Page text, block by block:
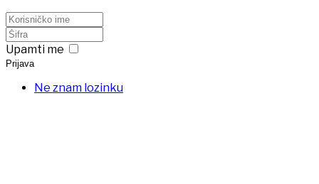
Upamti me
Prijava
Ne znam lozinku